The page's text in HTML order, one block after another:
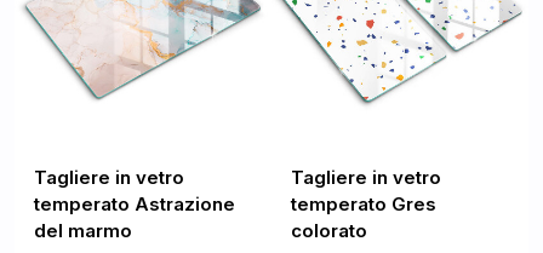
Tagliere in vetro
temperato Astrazione
del marmo
Tagliere in vetro
temperato Gres
colorato